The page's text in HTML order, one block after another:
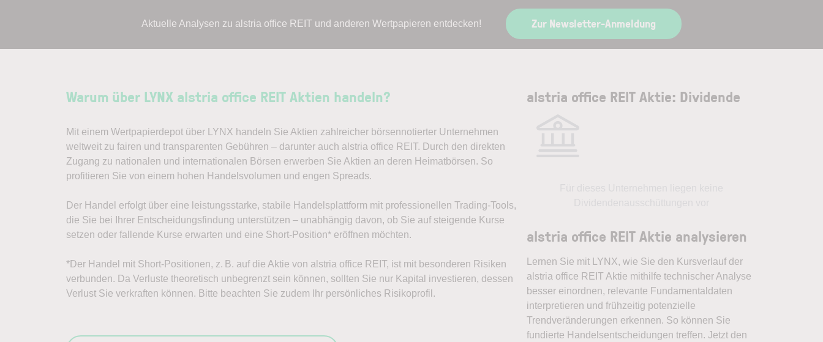
Aktuelle Analysen zu alstria office REIT und anderen Wertpapieren entdecken! Zur Newsletter-Anmeldung
Warum über LYNX alstria office REIT Aktien handeln?
Mit einem Wertpapierdepot über LYNX handeln Sie Aktien zahlreicher börsennotierter Unternehmen
weltweit zu fairen und transparenten Gebühren – darunter auch alstria office REIT. Durch den direkten
Zugang zu nationalen und internationalen Börsen erwerben Sie Aktien an deren Heimatbörsen. So
profitieren Sie von einem hohen Handelsvolumen und engen Spreads.
Der Handel erfolgt über eine leistungsstarke, stabile Handelsplattform mit professionellen Trading-Tools,
die Sie bei Ihrer Entscheidungsfindung unterstützen – unabhängig davon, ob Sie auf steigende Kurse
setzen oder fallende Kurse erwarten und eine Short-Position* eröffnen möchten.
*Der Handel mit Short-Positionen, z. B. auf die Aktie von alstria office REIT, ist mit besonderen Risiken
verbunden. Da Verluste theoretisch unbegrenzt sein können, sollten Sie nur Kapital investieren, dessen
Verlust Sie verkraften können. Bitte beachten Sie zudem Ihr persönliches Risikoprofil.
alstria office REIT Aktie: Dividende
alstria office REIT Aktie analysieren
Lernen Sie mit LYNX, wie Sie den Kursverlauf der
alstria office REIT Aktie mithilfe technischer Analyse
besser einordnen, relevante Fundamentaldaten
interpretieren und frühzeitig potenzielle
Trendveränderungen erkennen. So können Sie
fundierte Handelsentscheidungen treffen. Jetzt den